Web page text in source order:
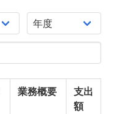
業務概要
支出
額